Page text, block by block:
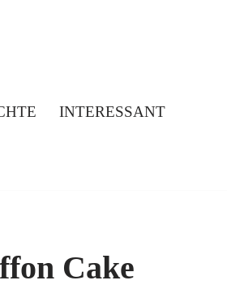
INTERESSANT
Cake